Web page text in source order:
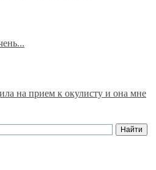
на прием к окулисту и она мне